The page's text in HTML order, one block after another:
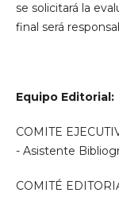
se solicitará la
final será
Equipo Editorial:
COMITE
- Asistente
COMITÉ